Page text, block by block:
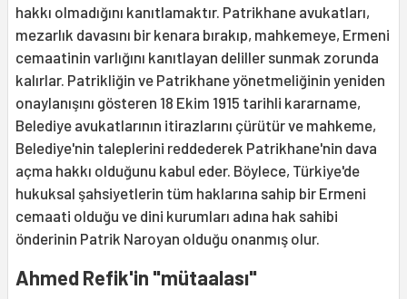
hakkı olmadığını kanıtlamaktır. Patrikhane avukatları,
mezarlık davasını bir kenara bırakıp, mahkemeye, Ermeni
cemaatinin varlığını kanıtlayan deliller sunmak zorunda
kalırlar. Patrikliğin ve Patrikhane yönetmeliğinin yeniden
onaylanışını gösteren 18 Ekim 1915 tarihli kararname,
Belediye avukatlarının itirazlarını çürütür ve mahkeme,
Belediye'nin taleplerini reddederek Patrikhane'nin dava
açma hakkı olduğunu kabul eder. Böylece, Türkiye'de
hukuksal şahsiyetlerin tüm haklarına sahip bir Ermeni
cemaati olduğu ve dini kurumları adına hak sahibi
önderinin Patrik Naroyan olduğu onanmış olur.
Ahmed Refik'in "mütaalası"